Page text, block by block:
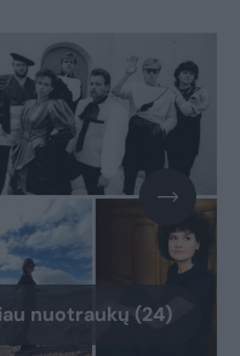
nuotraukų (24)